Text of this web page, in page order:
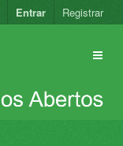
Entrar Registrar